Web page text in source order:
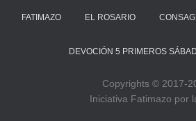
FATIMAZO EL ROSARIO
DEVOCIÓN 5 PRIMEROS
Copyrights © 2017-
Iniciativa Fatimazo por